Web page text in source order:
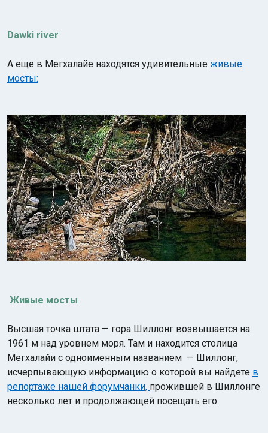
Dawki river
А еще в Мегхалайе находятся удивительные живые
мосты:
Живые мосты
Высшая точка штата — гора Шиллонг возвышается на
1961 м над уровнем моря. Там и находится столица
Мегхалайи с одноименным названием — Шиллонг,
исчерпывающую информацию о которой вы найдете в
репортаже нашей форумчанки, прожившей в Шиллонге
несколько лет и продолжающей посещать его.